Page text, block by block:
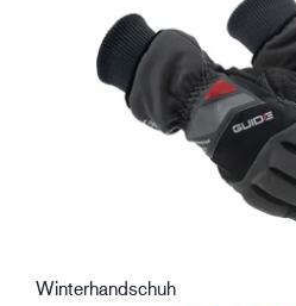
Winterhandschuh